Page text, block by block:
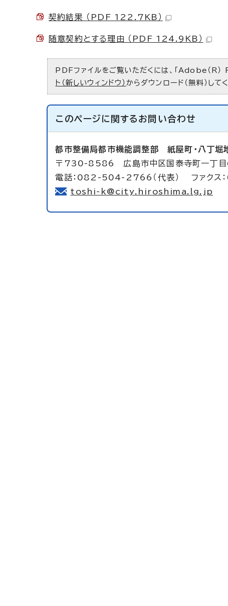
契約結果 （PDF 122.7KB）
随意契約とする理由 （PDF 124.9KB）
PDFファイルをご覧いただくには、「Adobe（R）
ト（新しいウィンドウ） からダウンロード（無料）して
このページに関する お問い合わせ
都市整備局都市機能調整部紙屋町・八丁堀
〒730-8586 広島市中区国泰寺町一丁
電話：082-504-2766（代表） ファク
toshi-k@city.hiroshima.lg.jp